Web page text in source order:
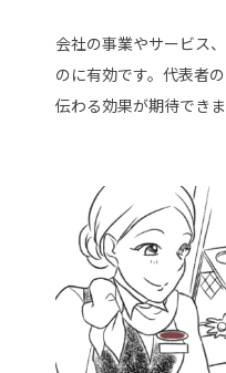
会社の事業やサービス
のに有効です。代表者
伝わる効果が期待できま